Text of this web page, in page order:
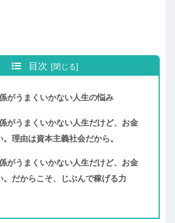
目次
がうまくいかない人生の悩み
がうまくいかない人生だけど、お金
理由は資本主義社会だから。
がうまくいかない人生だけど、お金
。だからこそ、じぶんで稼げる力